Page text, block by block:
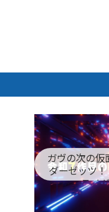
ガヴの次の仮
ダーゼッツ
ライ